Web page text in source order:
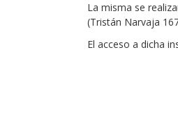
La misma se
(Tristán Narvaja
El acceso a dicha